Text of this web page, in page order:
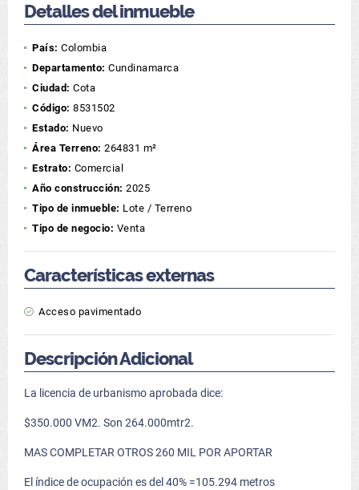
Detalles del inmueble
País: Colombia
Departamento: Cundinamarca
Ciudad: Cota
Código: 8531502
Estado: Nuevo
Área Terreno: 264831 m²
Estrato: Comercial
Año construcción: 2025
Tipo de inmueble: Lote / Terreno
Tipo de negocio: Venta
Características externas
Acceso pavimentado
Descripción Adicional
La licencia de urbanismo aprobada dice:
$350.000 VM2. Son 264.000mtr2.
MAS COMPLETAR OTROS 260 MIL POR APORTAR
El índice de ocupación es del 40% =105.294 metros